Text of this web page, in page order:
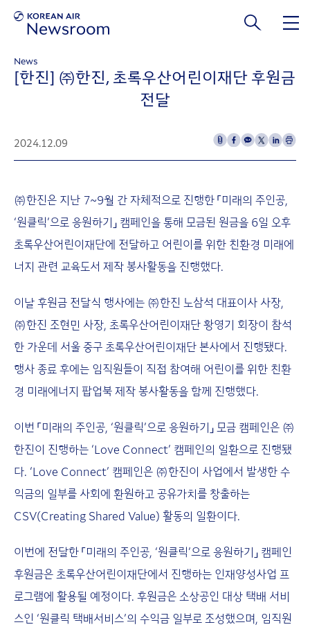
News
[한진] ㈜한진, 초록우산어린이재단 후원금
전달
2024.12.09
㈜한진은 지난 7~9월 간 자체적으로 진행한 「미래의 주인공,
‘원클릭’으로 응원하기」 캠페인을 통해 모금된 원금을 6일 오후
초록우산어린이재단에 전달하고 어린이를 위한 친환경 미래에
너지 관련 교육도서 제작 봉사활동을 진행했다.
이날 후원금 전달식 행사에는 ㈜한진 노삼석 대표이사 사장,
㈜한진 조현민 사장, 초록우산어린이재단 황영기 회장이 참석
한 가운데 서울 중구 초록우산어린이재단 본사에서 진행됐다.
행사 종료 후에는 임직원들이 직접 참여해 어린이를 위한 친환
경 미래에너지 팝업북 제작 봉사활동을 함께 진행했다.
이번 「미래의 주인공, ‘원클릭’으로 응원하기」 모금 캠페인은 ㈜
한진이 진행하는 ‘Love Connect’ 캠페인의 일환으로 진행됐
다. ‘Love Connect’ 캠페인은 ㈜한진이 사업에서 발생한 수
익금의 일부를 사회에 환원하고 공유가치를 창출하는
CSV(Creating Shared Value) 활동의 일환이다.
이번에 전달한 「미래의 주인공, ‘원클릭’으로 응원하기」 캠페인
후원금은 초록우산어린이재단에서 진행하는 인재양성사업 프
로그램에 활용될 예정이다. 후원금은 소상공인 대상 택배 서비
스인 ‘원클릭 택배서비스’의 수익금 일부로 조성했으며, 임직원